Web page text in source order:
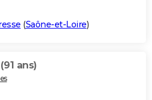
(Saône-et-Loire)
(91 ans)